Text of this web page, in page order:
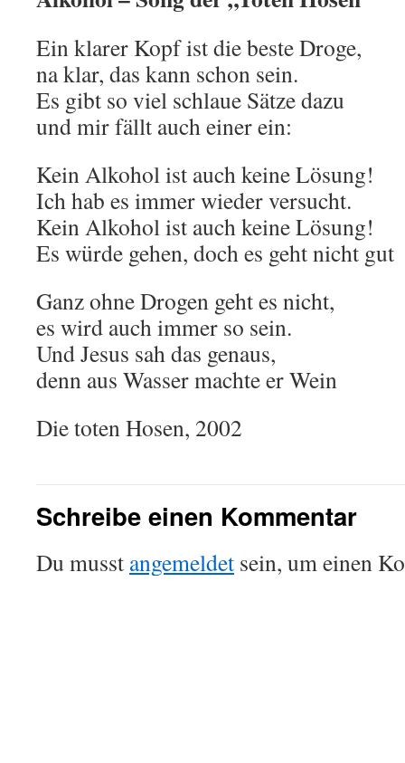
Ein klarer Kopf ist die beste Droge,
na klar, das kann schon sein.
Es gibt so viel schlaue Sätze dazu
und mir fällt auch einer ein:
Kein Alkohol ist auch keine Lösung!
Ich hab es immer wieder versucht.
Kein Alkohol ist auch keine Lösung!
Es würde gehen, doch es geht nicht gut
Ganz ohne Drogen geht es nicht,
es wird auch immer so sein.
Und Jesus sah das genaus,
denn aus Wasser machte er Wein
Die toten Hosen, 2002
Schreibe einen Kommentar
Du musst angemeldet sein, um einen